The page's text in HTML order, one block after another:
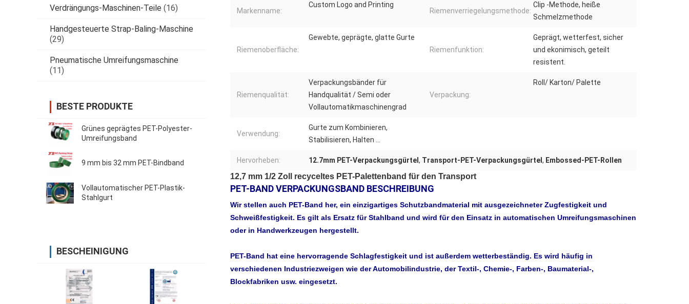
Verdrängungs-Maschinen-Teile (16)
Handgesteuerte Strap-Baling-Maschine
(29)
Pneumatische Umreifungsmaschine
(11)
BESTE PRODUKTE
Grünes geprägtes PET-Polyester-
Umreifungsband
9 mm bis 32 mm PET-Bindband
Vollautomatischer PET-Plastik-
Stahlgurt
BESCHEINIGUNG
Markenname:
Custom Logo and Printing
Riemenverriegelungsmethode:
Clip -Methode, heiße
Schmelzmethode
Riemenoberfläche:
Gewebte, geprägte, glatte Gurte
Riemenfunktion:
Geprägt, wetterfest, sicher
und ekonimisch, geteilt
resistent.
Riemenqualität:
Verpackungsbänder für
Handqualität / Semi oder
Vollautomatikmaschinengrad
Verpackung:
Roll/ Karton/ Palette
Verwendung:
Gurte zum Kombinieren,
Stabilisieren, Halten ...
Hervorheben: 12.7mm PET-Verpackungsgürtel , Transport-PET-Verpackungsgürtel , Embossed-PET-Rollen
12,7 mm 1/2 Zoll recyceltes PET-Palettenband für den Transport
PET-BAND VERPACKUNGSBAND BESCHREIBUNG
Wir stellen auch PET-Band her, ein einzigartiges Schutzbandmaterial mit ausgezeichneter Zugfestigkeit und
Schweißfestigkeit. Es gilt als Ersatz für Stahlband und wird für den Einsatz in automatischen Umreifungsmaschinen
oder in Handwerkzeugen hergestellt.
PET-Band hat eine hervorragende Schlagfestigkeit und ist außerdem wetterbeständig. Es wird häufig in
verschiedenen Industriezweigen wie der Automobilindustrie, der Textil-, Chemie-, Farben-, Baumaterial-,
Blockfabriken usw. eingesetzt.